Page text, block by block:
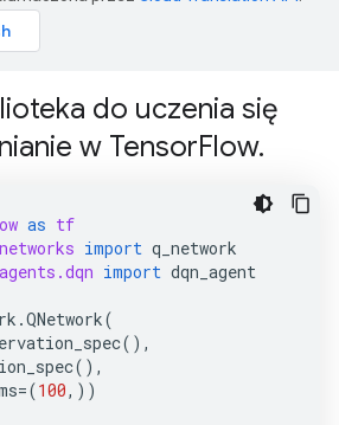
do uczenia się
w TensorFlow.
as tf
import q_network
import dqn_agent
.QNetwork(
(),
(),
=(100,))